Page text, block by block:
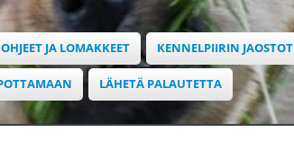
JA LOMAKKEET KENNELPIIRIN JAOSTOT
LÄHETÄ PALAUTETTA